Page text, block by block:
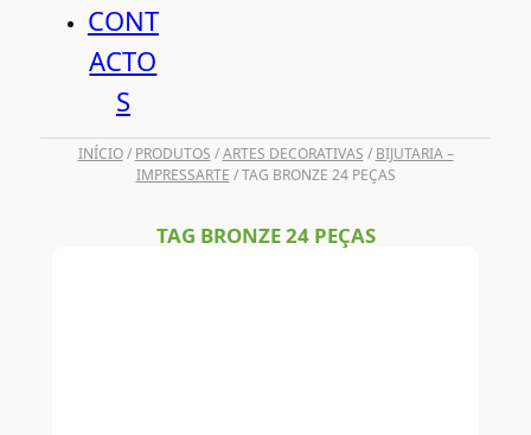
CONT
ACTO
S
INÍCIO/ PRODUTOS /ARTES DECORATIVAS / BIJUTARIA –
IMPRESSARTE / TAG BRONZE 24 PEÇAS
TAG BRONZE 24 PEÇAS